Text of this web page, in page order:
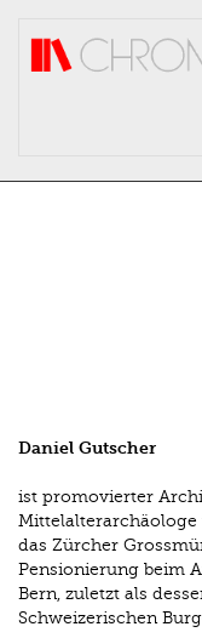
Daniel Gutscher
ist promovierter
Mittelalterarchäologe
das Zürcher
Pensionierung beim
Bern, zuletzt als
Schweizerischen